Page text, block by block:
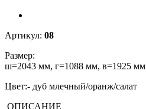
Артикул: 08
Размер:
ш=2043 мм, г=1088 мм, в=1925 мм
Цвет:- дуб млечный/оранж/салат
ОПИСАНИЕ